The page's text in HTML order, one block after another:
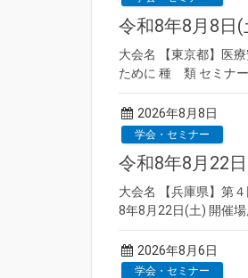
令和8年8月8日
大会名 【東京都】医
ために 種 類 セミナ
2026年8月8日
学会・セミナー
令和8年8月22
大会名 【兵庫県】第
8年8月22日(土) 開催
2026年8月6日
学会・セミナー